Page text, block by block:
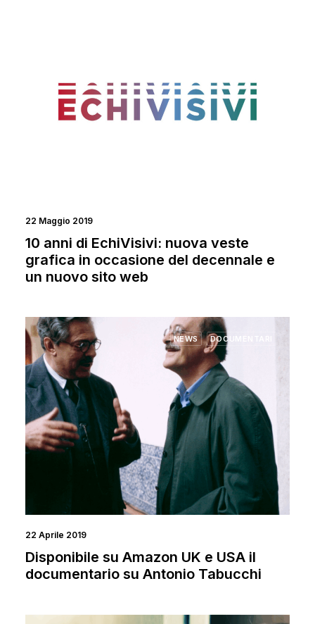
22 Maggio 2019
10 anni di EchiVisivi: nuova veste
grafica in occasione del decennale e
un nuovo sito web
NEWS DOCUMENTARI
22 Aprile 2019
Disponibile su Amazon UK e USA il
documentario su Antonio Tabucchi